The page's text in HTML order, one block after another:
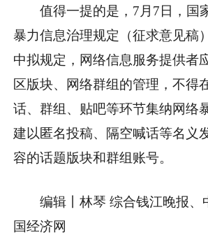
值得一提的是，7月7日，国
暴力信息治理规定（征求意见稿
中拟规定，网络信息服务提供者
区版块、网络群组的管理，不得
话、群组、贴吧等环节集纳网络
建以匿名投稿、隔空喊话等名义
容的话题版块和群组账号。
编辑丨林琴 综合钱江晚报、
国经济网